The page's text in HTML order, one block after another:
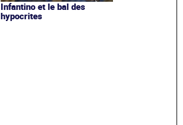
Infantino et le bal des
hypocrites